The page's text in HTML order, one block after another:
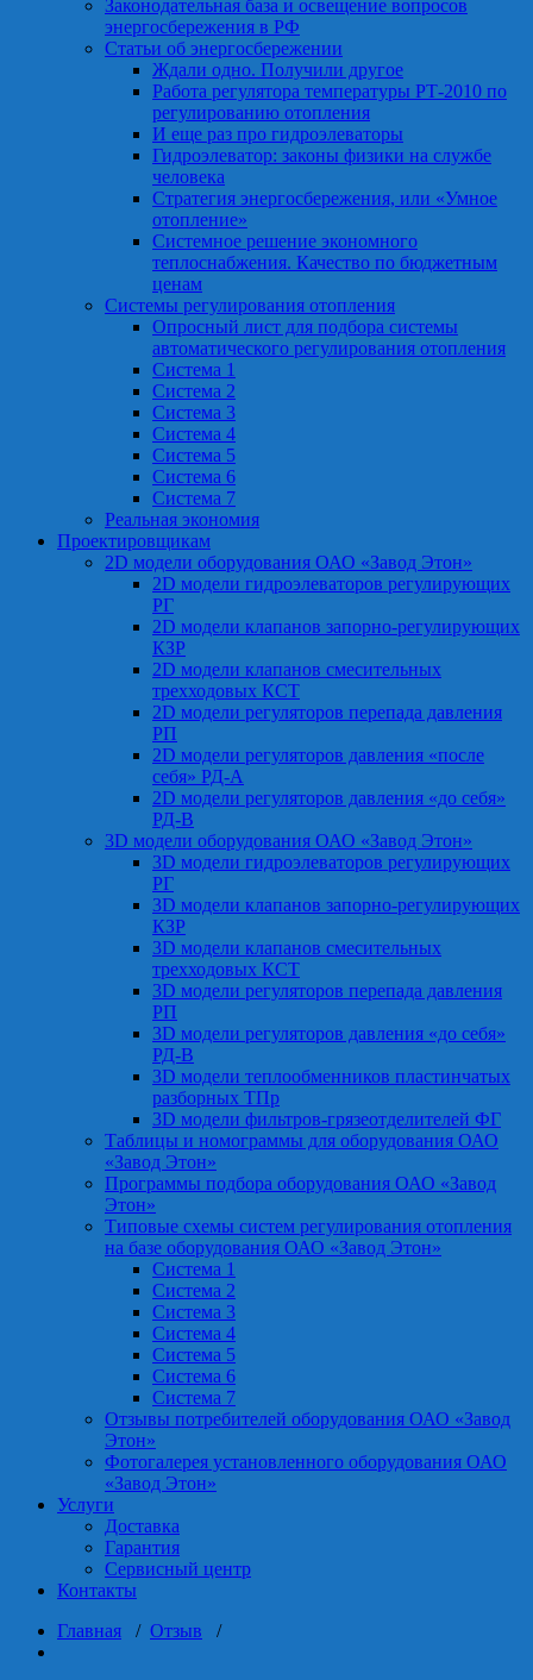
Законодательная база и освещение вопросов
энергосбережения в РФ
Статьи об энергосбережении
Ждали одно. Получили другое
Работа регулятора температуры РТ-2010 по
регулированию отопления
И еще раз про гидроэлеваторы
Гидроэлеватор: законы физики на службе
человека
Стратегия энергосбережения, или «Умное
отопление»
Системное решение экономного
теплоснабжения. Качество по бюджетным
ценам
Системы регулирования отопления
Опросный лист для подбора системы
автоматического регулирования отопления
Система 1
Система 2
Система 3
Система 4
Система 5
Система 6
Система 7
Реальная экономия
Проектировщикам
2D модели оборудования ОАО «Завод Этон»
2D модели гидроэлеваторов регулирующих
РГ
2D модели клапанов запорно-регулирующих
КЗР
2D модели клапанов смесительных
трехходовых КСТ
2D модели регуляторов перепада давления
РП
2D модели регуляторов давления «после
себя» РД-А
2D модели регуляторов давления «до себя»
РД-В
3D модели оборудования ОАО «Завод Этон»
3D модели гидроэлеваторов регулирующих
РГ
3D модели клапанов запорно-регулирующих
КЗР
3D модели клапанов смесительных
трехходовых КСТ
3D модели регуляторов перепада давления
РП
3D модели регуляторов давления «до себя»
РД-В
3D модели теплообменников пластинчатых
разборных ТПр
3D модели фильтров-грязеотделителей ФГ
Таблицы и номограммы для оборудования ОАО
«Завод Этон»
Программы подбора оборудования ОАО «Завод
Этон»
Типовые схемы систем регулирования отопления
на базе оборудования ОАО «Завод Этон»
Система 1
Система 2
Система 3
Система 4
Система 5
Система 6
Система 7
Отзывы потребителей оборудования ОАО «Завод
Этон»
Фотогалерея установленного оборудования ОАО
«Завод Этон»
Услуги
Доставка
Гарантия
Сервисный центр
Контакты
Главная / Отзыв /